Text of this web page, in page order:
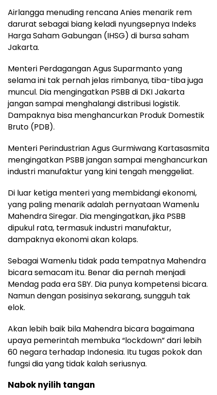
Airlangga menuding rencana Anies menarik rem
darurat sebagai biang keladi nyungsepnya Indeks
Harga Saham Gabungan (IHSG) di bursa saham
Jakarta.
Menteri Perdagangan Agus Suparmanto yang
selama ini tak pernah jelas rimbanya, tiba-tiba juga
muncul. Dia mengingatkan PSBB di DKI Jakarta
jangan sampai menghalangi distribusi logistik.
Dampaknya bisa menghancurkan Produk Domestik
Bruto (PDB).
Menteri Perindustrian Agus Gurmiwang Kartasasmita
mengingatkan PSBB jangan sampai menghancurkan
industri manufaktur yang kini tengah menggeliat.
Di luar ketiga menteri yang membidangi ekonomi,
yang paling menarik adalah pernyataan Wamenlu
Mahendra Siregar. Dia mengingatkan, jika PSBB
dipukul rata, termasuk industri manufaktur,
dampaknya ekonomi akan kolaps.
Sebagai Wamenlu tidak pada tempatnya Mahendra
bicara semacam itu. Benar dia pernah menjadi
Mendag pada era SBY. Dia punya kompetensi bicara.
Namun dengan posisinya sekarang, sungguh tak
elok.
Akan lebih baik bila Mahendra bicara bagaimana
upaya pemerintah membuka “lockdown” dari lebih
60 negara terhadap Indonesia. Itu tugas pokok dan
fungsi dia yang tidak kalah seriusnya.
Nabok nyilih tangan